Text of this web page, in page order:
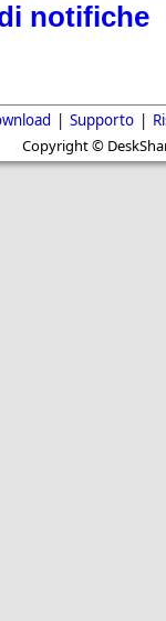
notifiche
| Supporto |
Copyright ©